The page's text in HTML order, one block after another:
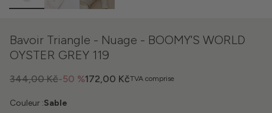
Bavoir Triangle - Nuage - BOOMY'S WORLD
OYSTER GREY 119
TVA comprise
-50 %
344,00 Kč 172,00 Kč
Couleur :Sable